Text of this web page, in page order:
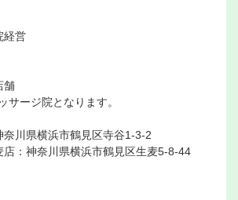
経営
舗
ージ院となります。
川県横浜市鶴見区寺谷1-3-2
店：神奈川県横浜市鶴見区生麦5-8-44